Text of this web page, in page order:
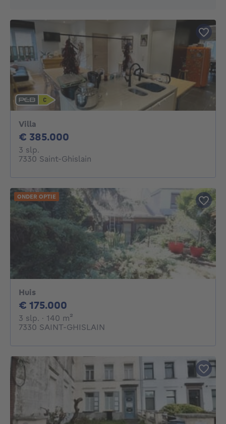
Villa
€ 385.000
3 slp.
7330 Saint-Ghislain
Huis
€ 175.000
3 slp. 3 slaapkamers
· 140 m²
7330 SAINT-GHISLAIN
ONDER OPTIE